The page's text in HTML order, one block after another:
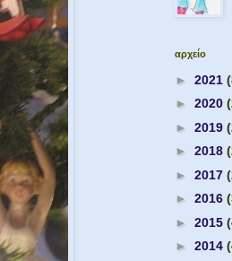
αρχείο
► 2021
► 2020
► 2019
► 2018
► 2017
► 2016
► 2015
► 2014